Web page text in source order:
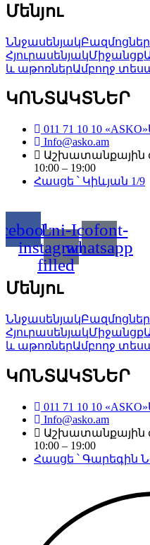
Մենյու
ՆնջասենյակԲազմոցներ
ՀյուրասենյակՄիջանցք
և աթոռներԱմբողջ
ԿՈՆՏԱԿՏՆԵՐ
011 71 10 10
Info@asko.am
Աշխատանքային
10:00 – 19:00
Հասցե ՝ Կիևյան 1/9
Lni-
instagram-
filled
Icofont-
whatsapp
Մենյու
ՆնջասենյակԲազմոցներ
ՀյուրասենյակՄիջանցք
և աթոռներԱմբողջ
ԿՈՆՏԱԿՏՆԵՐ
011 71 10 10
Info@asko.am
Աշխատանքային
10:00 – 19:00
Հասցե ՝ Գարեգին